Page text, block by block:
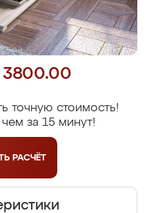
точную стоимость!
за 15 минут!
РАСЧЁТ